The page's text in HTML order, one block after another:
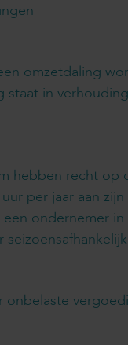
omzetdaling
in
hebben recht
per jaar aan
ondernemer